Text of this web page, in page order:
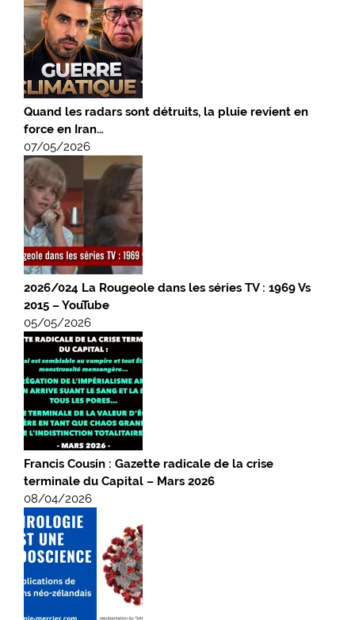
Quand les radars sont détruits, la pluie revient en
force en Iran…
07/05/2026
2026/024 La Rougeole dans les séries TV : 1969 Vs
2015 – YouTube
05/05/2026
Francis Cousin : Gazette radicale de la crise
terminale du Capital – Mars 2026
08/04/2026